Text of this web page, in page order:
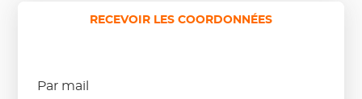
RECEVOIR LES COORDONNÉES
Par mail